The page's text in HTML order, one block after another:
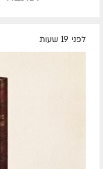
לפני 19 שעות